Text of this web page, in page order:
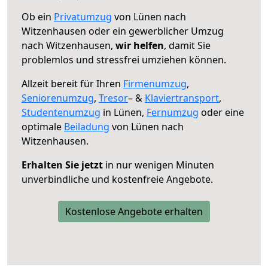
Ob ein Privatumzug von Lünen nach
Witzenhausen oder ein gewerblicher Umzug
nach Witzenhausen, wir helfen, damit Sie
problemlos und stressfrei umziehen können.
Allzeit bereit für Ihren Firmenumzug,
Seniorenumzug, Tresor– & Klaviertransport,
Studentenumzug in Lünen, Fernumzug oder eine
optimale Beiladung von Lünen nach
Witzenhausen.
Erhalten Sie jetzt in nur wenigen Minuten
unverbindliche und kostenfreie Angebote.
Kostenlose Angebote erhalten